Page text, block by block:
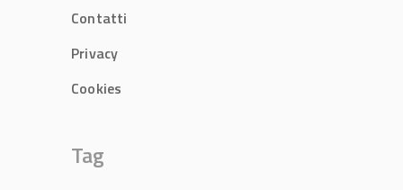
Contatti
Privacy
Cookies
Tag